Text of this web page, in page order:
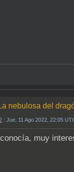
nebulosa del
: Jue, 11 Ago 2022, 22:05
muy